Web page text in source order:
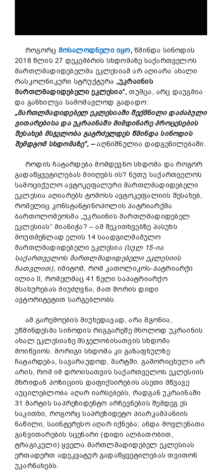
როგორც მოსალოდნელი იყო,წმინდა სინოდის
2018 წლის 27 დეკემბრის სხდომაზე საქართველოს
მართლმადიდებელმა ეკლესიამ არ აღიარა ახალი
რასკოლნიკური სტრუქტურა „უკრაინის
მართლმადიდებელი ეკლესია“, თუმცა, არც დაუგმია
და განხილვა სამომავლოდ გადადო:
„მართლმადიდებელ ეკლესიაში შექმნილი დაძაბული
ვითარებისა და უკრაინაში მიმდინარე პროცესების
შესახებ მსჯელობა გაგრძელდეს წმინდა სინოდის
შემდგომ სხდომაზე“,–აღნიშნულია დადგენილებაში.
როდის ჩატარდება მომდევნო სხდომა და როგორ
გადაწყვეტილებას მიიღებს ის? ნუთუ საქართველოს
სამოციქულო ავტოკეფალური მართლმადიდებელი
ეკლესია აღიარებს ტომოსს ავტოკეფალიის შესახებ,
რომელიც კონსტანტინოპოლის პატრიარქმა
ბართოლომეოსმა „უკრაინის მართლმადიდებელ
ეკლესიას“ მიანიჭა? – ამ შეკითხვებზე პასუხს
მოუთმენლად ელის 14 საადგილმამულო
მართლმადიდებელი ეკლესია (სულ 15-ია
საქართველოს მართლმადიდებელი ეკლესიის
ჩათვლით), იმიტომ, რომ კათოლიკოს-პატრიარქი
ილია II, რომელმაც 41 წელი საპატრიარქო
მსახურებას მიუძღვნა, მათ შორის დიდი
ავტორიტეტით სარგებლობს.
ამ გარემოების მიუხედავად, არა მგონია,
უწმინდესმა სინოდის რიგგარეშე მხოლოდ უკრაინის
ახალ ეკლესიაზე მსჯელობისათვის სხდომა
მოიწვიოს. მორიგი სხდომა კი გაზაფხულზე
ჩატარდება, სავარაუდოდ, მარტში. გამორიცხული არ
არის, რომ იმ დროისათვის საქართველოს ეკლესიის
მხრიდან პოზიციის დაფიქსირების ასეთი მწვავე
აუცილებლობა აღარ იარსებებს, რადგან უკრაინაში
31 მარტის საპრეზიდენტო არჩევნების შემდეგ ეს
საკითხი, როგორც საპრეზიდეტო პიარკამპანიის
ნაწილი, საინტერესო აღარ იქნება; ანდა მოვლენათა
განვითარების სცენარი (დიდი ალბათობით,
ტრაგიკული) ყველა მართლმადიდებელ ეკლესიას
ერთადერთ ადეკვატურ გადაწყვეტილებას თვითონ
უკარნახებს.